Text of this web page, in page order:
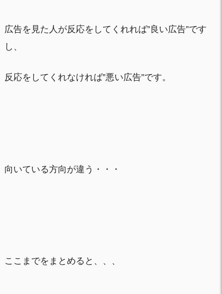
広告を見た人が反応をしてくれれば”良い広告”です
し、
反応をしてくれなければ”悪い広告”です。
向いている方向が違う・・・
ここまでをまとめると、、、